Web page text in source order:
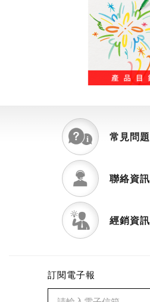
常見問題
聯絡資訊
經銷資訊
訂閱電子報